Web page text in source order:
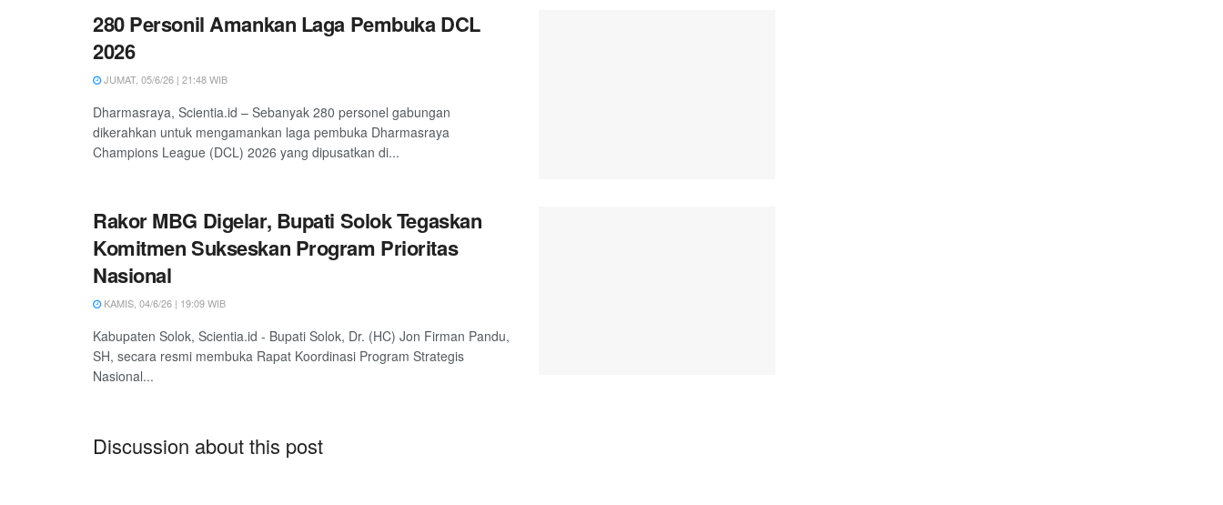
280 Personil Amankan Laga Pembuka DCL
2026
JUMAT, 05/6/26 | 21:48 WIB
Dharmasraya, Scientia.id – Sebanyak 280 personel gabungan
dikerahkan untuk mengamankan laga pembuka Dharmasraya
Champions League (DCL) 2026 yang dipusatkan di...
Rakor MBG Digelar, Bupati Solok Tegaskan
Komitmen Sukseskan Program Prioritas
Nasional
KAMIS, 04/6/26 | 19:09 WIB
Kabupaten Solok, Scientia.id - Bupati Solok, Dr. (HC) Jon Firman Pandu,
SH, secara resmi membuka Rapat Koordinasi Program Strategis
Nasional...
Discussion about this post